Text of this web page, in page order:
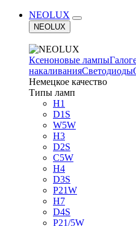
NEOLUX
NEOLUX
Ксеноновые лампы
накаливанияСветодиоды
Немецкое качество
Типы ламп
H1
D1S
W5W
H3
D2S
C5W
H4
D3S
P21W
H7
D4S
P21/5W